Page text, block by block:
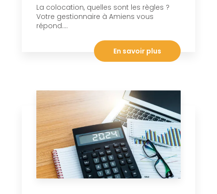
La colocation, quelles sont les règles ?
Votre gestionnaire à Amiens vous
répond....
En savoir plus